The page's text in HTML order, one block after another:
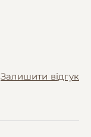
Залишити відгук